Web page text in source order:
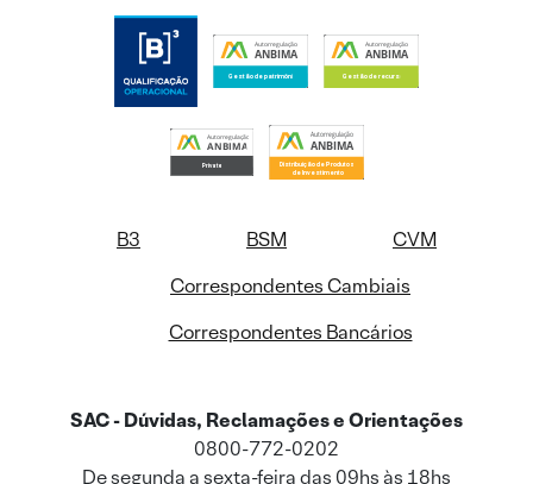
B3 BSM
CVM
Correspondentes Cambiais
Correspondentes Bancários
SAC - Dúvidas, Reclamações e Orientações
0800-772-0202
De segunda a sexta-feira das 09hs às 18hs